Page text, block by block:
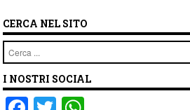
CERCA NEL SITO
Cerca
I NOSTRI SOCIAL